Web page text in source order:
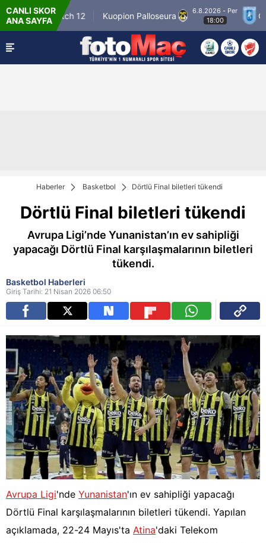
CANLI SKOR
ANA SAYFA
Winner Match 12 Kuopion Palloseura
6.8.2026 - Per
18:00
CS
Haberler Basketbol Dörtlü Final biletleri tükendi
Dörtlü Final biletleri tükendi
Avrupa Ligi’nde Yunanistan’ın ev sahipliği
yapacağı Dörtlü Final karşılaşmalarının biletleri
tükendi.
Basketbol Haberleri
Giriş Tarihi: 21 Nisan 2026 06:50
Avrupa Ligi'nde Yunanistan'ın ev sahipliği yapacağı
Dörtlü Final karşılaşmalarının biletleri tükendi. Yapılan
açıklamada, 22-24 Mayıs'ta Atina'daki Telekom